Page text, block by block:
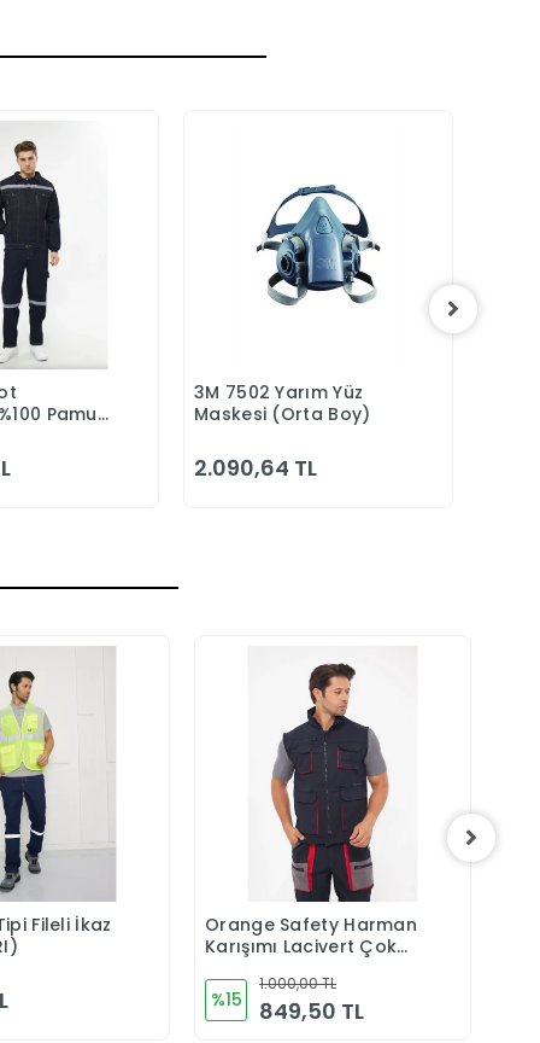
Ekle
Pamuk
Sepete Ekle
3M 7502 Yarım Yüz
Maskesi (Orta Boy)
2.090,64 TL
Ekle
Fileli İkaz
Sepete Ekle
Orange Safety Harman
Karışımı Lacivert Çok
%15
1.000,00 TL
849,50 TL